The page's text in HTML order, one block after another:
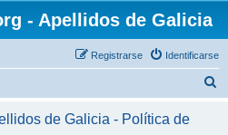
- Apellidos de Galicia
Identificarse
Registrarse
de Galicia - Política de